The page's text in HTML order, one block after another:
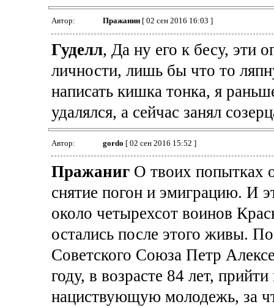
Автор: Пражанин[ 02 сен 2016 16:03 ]
Гуделл, Да ну его к бесу, эти
личности, лишь бы что то
написать кишка тонка, я
удалялся, а сейчас занял
Автор: gordo [ 02 сен 2016 15:52 ]
ПражанигО твоих попытках
снятие погон и эмиграцию. И
около четырехсот воинов
остались после этого живы.
Советского Союза Петр
году, в возрасте 84 лет,
нациствующую молодежь, за